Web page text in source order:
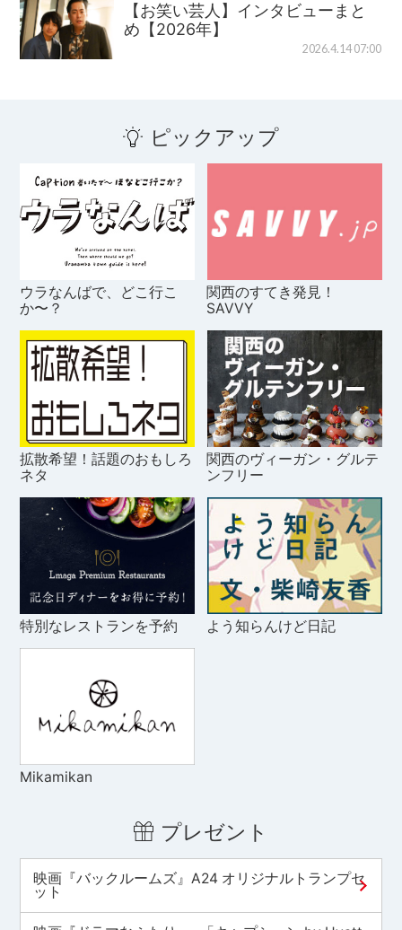
【お笑い芸人】インタビューまと
め【2026年】
2026.4.14 07:00
ピックアップ
ウラなんばで、どこ行こ
か〜？
関西のすてき発見！
SAVVY
拡散希望！話題のおもしろ
ネタ
関西のヴィーガン・グルテ
ンフリー
特別なレストランを予約 よう知らんけど日記
Mikamikan
プレゼント
映画『バックルームズ』A24 オリジナルトランプセ
ット